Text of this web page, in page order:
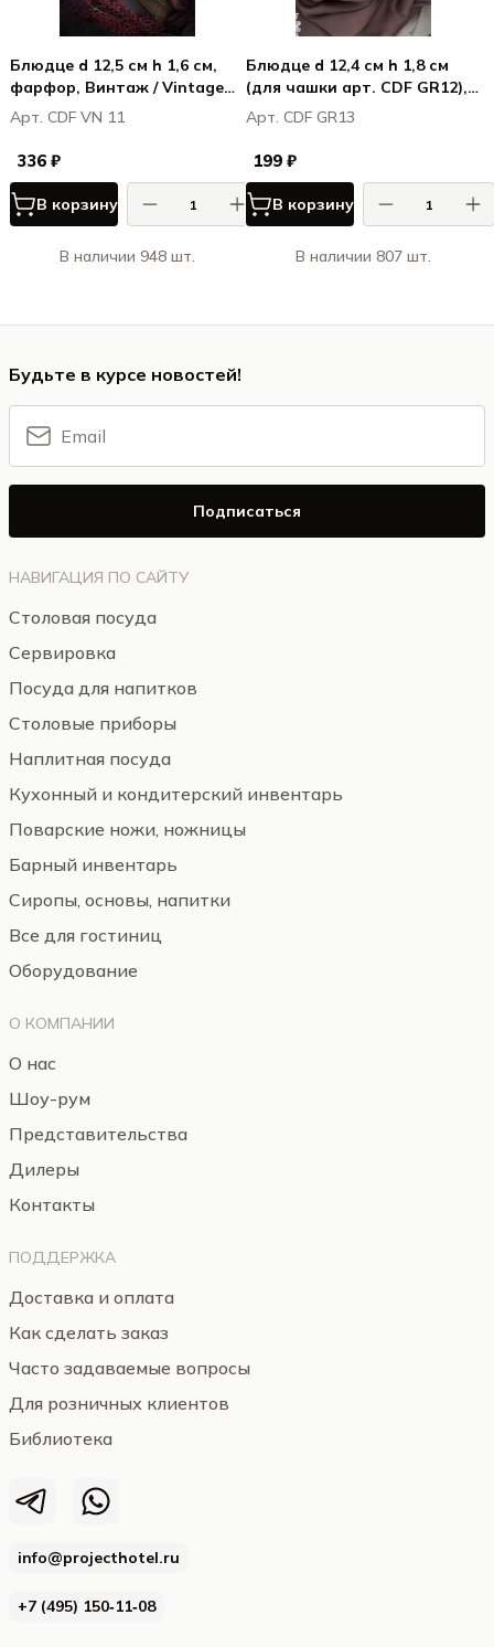
Блюдце d 12,5 см h 1,6 см,
фарфор, Винтаж / Vintage
(для чашки CDF VN 10)
Арт. CDF VN 11
336 ₽
В корзину
В наличии 948 шт.
Блюдце d 12,4 см h 1,8 см
(для чашки арт. CDF GR12),
фарфор, Грация / Grazia
Арт. CDF GR13
199 ₽
В корзину
В наличии 807 шт.
info@projecthotel.ru
+7 (495) 150‑11‑08
НАВИГАЦИЯ ПО САЙТУ
Столовая посуда
Сервировка
Посуда для напитков
Столовые приборы
Наплитная посуда
Кухонный и кондитерский инвентарь
Поварские ножи, ножницы
Барный инвентарь
Сиропы, основы, напитки
Все для гостиниц
Оборудование
О КОМПАНИИ
О нас
Шоу-рум
Представительства
Дилеры
Контакты
ПОДДЕРЖКА
Доставка и оплата
Как сделать заказ
Часто задаваемые вопросы
Для розничных клиентов
Библиотека
Будьте в курсе новостей!
Подписаться